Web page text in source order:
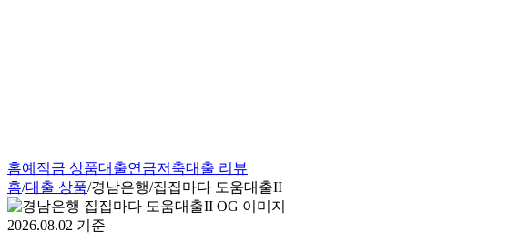
홈예적금 상품대출연금저축대출 리뷰
홈/대출 상품/경남은행/집집마다 도움대출II
2026.08.02 기준